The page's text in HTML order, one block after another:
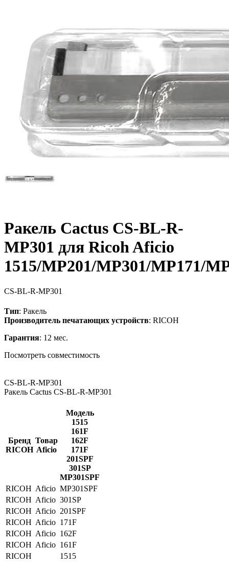
Ракель Cactus CS-BL-R-
MP301 для Ricoh Aficio
1515/MP201/MP301/MP171/
CS-BL-R-MP301
Тип: Ракель
Производитель печатающих устройств: RICOH
Гарантия: 12 мес.
Посмотреть совместимость
CS-BL-R-MP301
Ракель Cactus CS-BL-R-MP301
Бренд
RICOH
Товар
Aficio
Модель
1515
161F
162F
171F
201SPF
301SP
MP301SPF
RICOH Aficio MP301SPF
RICOH Aficio 301SP
RICOH Aficio 201SPF
RICOH Aficio 171F
RICOH Aficio 162F
RICOH Aficio 161F
RICOH
1515